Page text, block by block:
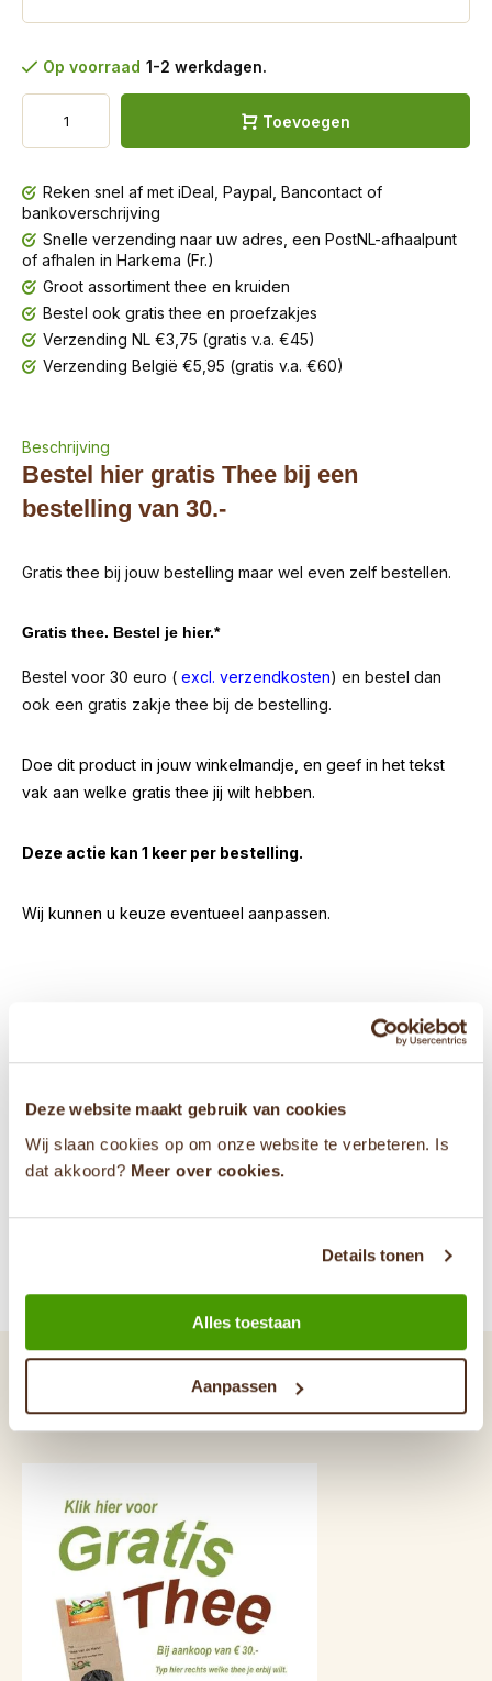
Deze website maakt gebruik van cookies
Wij slaan cookies op om onze website te verbeteren. Is
dat akkoord? Meer over cookies.
Details tonen
Alles toestaan
Aanpassen
Op voorraad 1-2 werkdagen.
Toevoegen
Reken snel af met iDeal, Paypal, Bancontact of
bankoverschrijving
Snelle verzending naar uw adres, een PostNL-afhaalpunt
of afhalen in Harkema (Fr.)
Groot assortiment thee en kruiden
Bestel ook gratis thee en proefzakjes
Verzending NL €3,75 (gratis v.a. €45)
Verzending België €5,95 (gratis v.a. €60)
Beschrijving
Bestel hier gratis Thee bij een
bestelling van 30.-
Gratis thee bij jouw bestelling maar wel even zelf bestellen.
Gratis thee. Bestel je hier.*
Bestel voor 30 euro ( excl. verzendkosten) en bestel dan
ook een gratis zakje thee bij de bestelling.
Doe dit product in jouw winkelmandje, en geef in het tekst
vak aan welke gratis thee jij wilt hebben.
Deze actie kan 1 keer per bestelling.
Wij kunnen u keuze eventueel aanpassen.
info@theevandemarkt.nl
Reviews
Deze bekeek je eerder